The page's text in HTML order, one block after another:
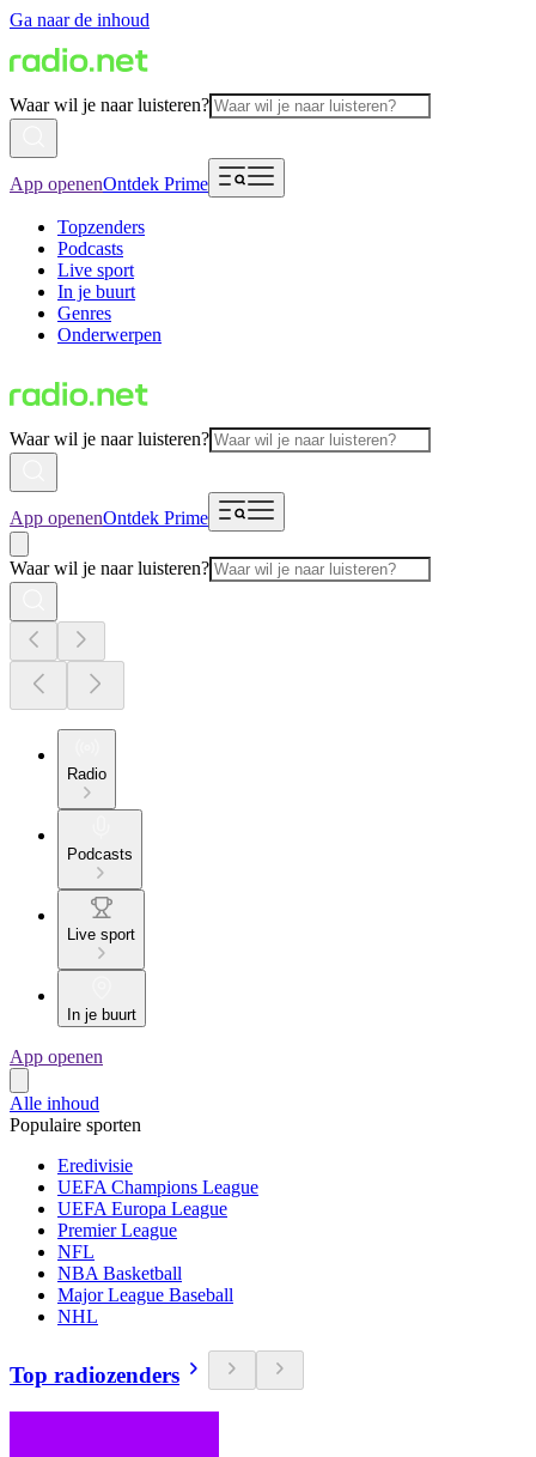
Ga naar de inhoud
Waar wil je naar luisteren?
App openenOntdek Prime
Topzenders
Podcasts
Live sport
In je buurt
Genres
Onderwerpen
Waar wil je naar luisteren?
App openenOntdek Prime
Waar wil je naar luisteren?
Radio
Podcasts
Live sport
In je buurt
App openen
Alle inhoud
Populaire sporten
Eredivisie
UEFA Champions League
UEFA Europa League
Premier League
NFL
NBA Basketball
Major League Baseball
NHL
Top radiozenders